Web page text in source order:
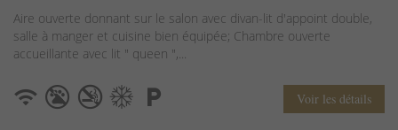
Aire ouverte donnant sur le salon avec divan-lit d'appoint double,
salle à manger et cuisine bien équipée; Chambre ouverte
accueillante avec lit " queen ",...
Voir les détails